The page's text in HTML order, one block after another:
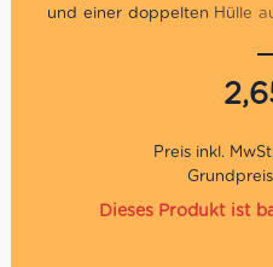
und einer doppelten Hülle
außerdem eine kleine
Teilen oder als süße
Glutenfrei. Inhalt: 3 Stück,
Dieses Produkt ist